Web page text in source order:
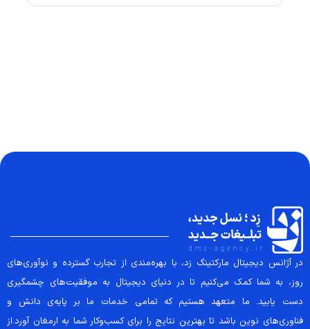
تماس سریع 09207718710
در آژانس دیجیتال مارکتینگ زد، با بهره‌مندی از تجارب گسترده و نوآوری‌های
روز، به شما کمک می‌کنیم تا در دنیای دیجیتال به موفقیت‌های چشمگیری
دست یابید. ما متعهد هستیم که تمامی خدمات ما بر پایه‌ی دانش و
فناوری‌های نوین باشد تا بهترین نتایج را برای کسب‌وکار شما به ارمغان آورد.از